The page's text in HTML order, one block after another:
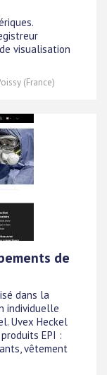
visualisation
(France)
de
dans la
individuelle
Uvex Heckel
EPI :
vêtement